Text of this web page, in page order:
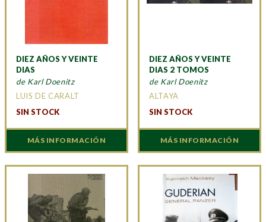
DIEZ AÑOS Y VEINTE
DIAS
de Karl Doenitz
LUIS DE CARALT
SIN STOCK
MÁS INFORMACIÓN
DIEZ AÑOS Y VEINTE
DIAS 2 TOMOS
de Karl Doenitz
ALTAYA
SIN STOCK
MÁS INFORMACIÓN